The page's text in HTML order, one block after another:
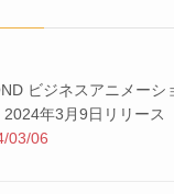
ビジネスアニメーシ
年3月9日リリース
03/06